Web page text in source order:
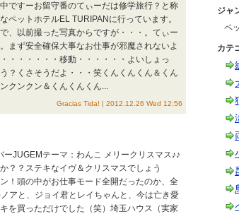
ですーお留守番のてぃーだは修学旅行？と称
ペットホテルEL TURIPANに行っています。
、以前撮った写真からですが・・・。てぃー
まず安全確保大事なお仕事が邪魔されないよ
・・・・・・移動・・・・・・よいしょっ
？くさそうだよ・・・笑くんくんくん＆くん
クンクン＆くんくんくん...
Gracias Tida! | 2012.12.26 Wed 12:56
JUGEMテーマ：わんこ メリークリスマス♪♪
？？ステキなイヴ＆クリスマスでしょう
！頭の中がお仕事モード全開だったのか、全
アと、ジョイ君とレイちゃんと、今は亡き愛
を買っただけでした（笑）埼玉ハウス（実家
ジャ
ペ
カテ